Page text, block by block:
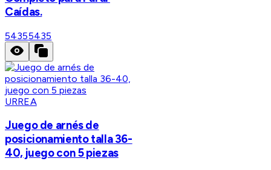
Caídas.
54355435
URREA
Juego de arnés de
posicionamiento talla 36-
40, juego con 5 piezas